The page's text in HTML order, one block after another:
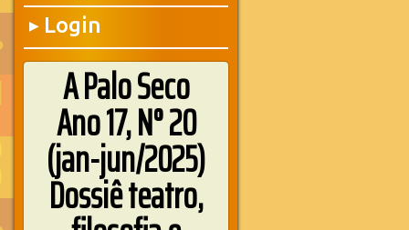
▶ Login
A Palo Seco
Ano 17, N° 20
(jan-jun/2025)
Dossiê teatro,